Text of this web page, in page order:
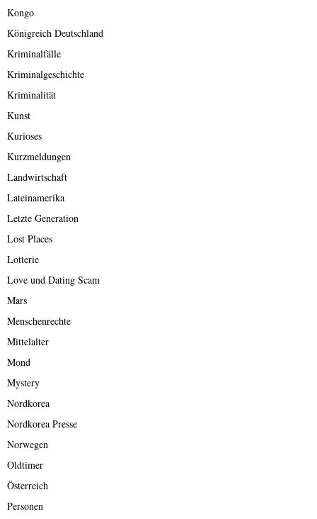
Kongo
Königreich Deutschland
Kriminalfälle
Kriminalgeschichte
Kriminalität
Kunst
Kurioses
Kurzmeldungen
Landwirtschaft
Lateinamerika
Letzte Generation
Lost Places
Lotterie
Love und Dating Scam
Mars
Menschenrechte
Mittelalter
Mond
Mystery
Nordkorea
Nordkorea Presse
Norwegen
Oldtimer
Österreich
Personen